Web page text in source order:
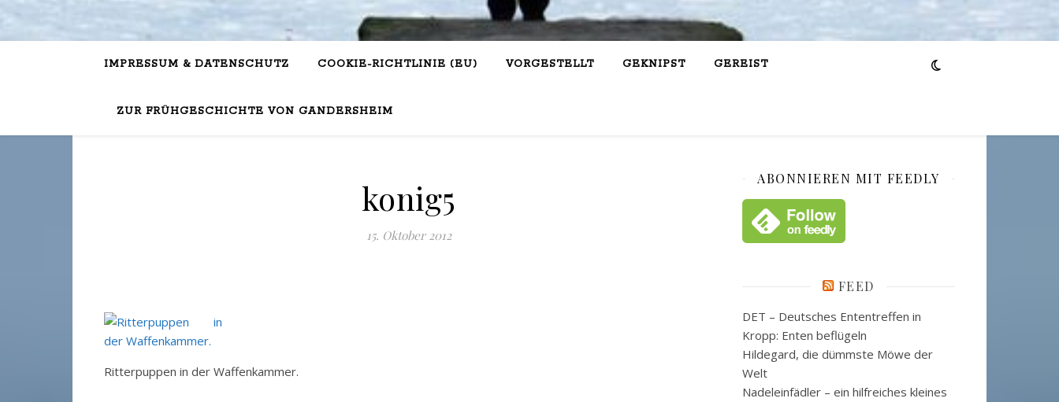
IMPRESSUM & DATENSCHUTZ COOKIE-RICHTLINIE (EU) VORGESTELLT GEKNIPST GEREIST
ZUR FRÜHGESCHICHTE VON GANDERSHEIM
konig5
15. Oktober 2012
Ritterpuppen in der Waffenkammer.
ABONNIEREN MIT FEEDLY
FEED
DET – Deutsches Ententreffen in
Kropp: Enten beflügeln
Hildegard, die dümmste Möwe der
Welt
Nadeleinfädler – ein hilfreiches kleines